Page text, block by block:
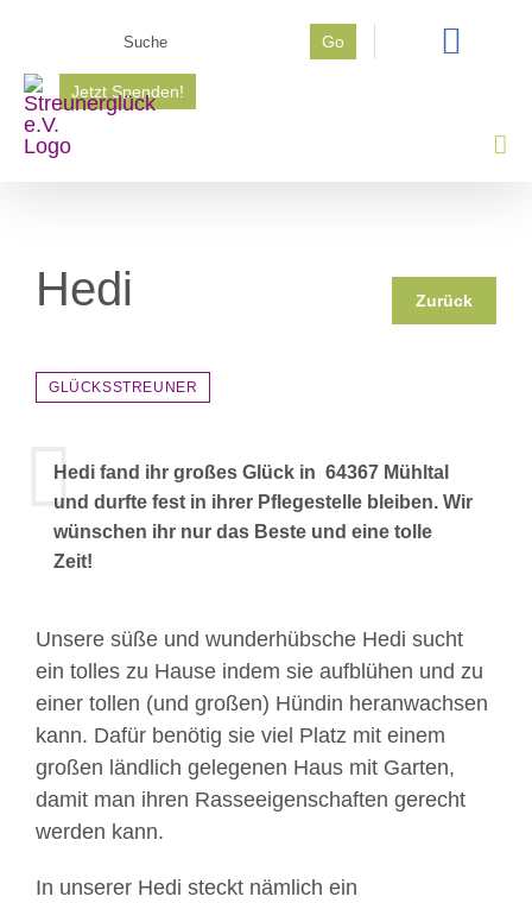
springen
Go
Jetzt Spenden!
Hedi Zurück
GLÜCKSSTREUNER
Hedi fand ihr großes Glück in 64367 Mühltal
und durfte fest in ihrer Pflegestelle bleiben. Wir
wünschen ihr nur das Beste und eine tolle
Zeit!
Unsere süße und wunderhübsche Hedi sucht
ein tolles zu Hause indem sie aufblühen und zu
einer tollen (und großen) Hündin heranwachsen
kann. Dafür benötig sie viel Platz mit einem
großen ländlich gelegenen Haus mit Garten,
damit man ihren Rasseeigenschaften gerecht
werden kann.
In unserer Hedi steckt nämlich ein